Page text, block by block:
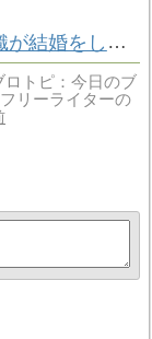
【ももクロ】百田夏菜子と玉井詩織が結婚をして、蚊帳の外の俺はグギッてました。【ももたまい婚】
ロトピ：今日のブ
リーライターの